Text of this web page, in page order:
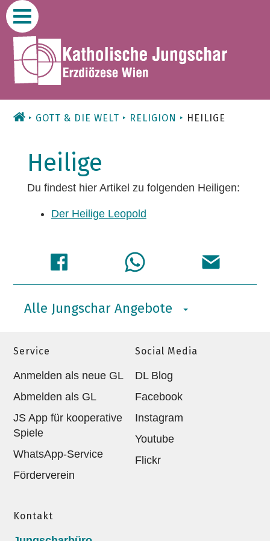
Zum
Inhalt
GOTT & DIE WELT RELIGION HEILIGE
Heilige
Du findest hier Artikel zu folgenden Heiligen:
Der Heilige Leopold
Alle Jungschar Angebote
Service
Anmelden als neue GL
Abmelden als GL
JS App für kooperative
Spiele
WhatsApp-Service
Förderverein
Social Media
DL Blog
Facebook
Instagram
Youtube
Flickr
Kontakt